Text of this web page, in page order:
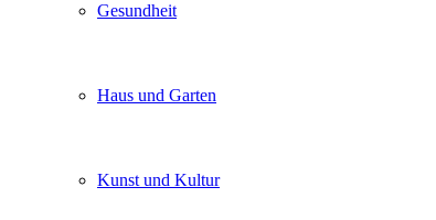
Gesundheit
Haus und Garten
Kunst und Kultur